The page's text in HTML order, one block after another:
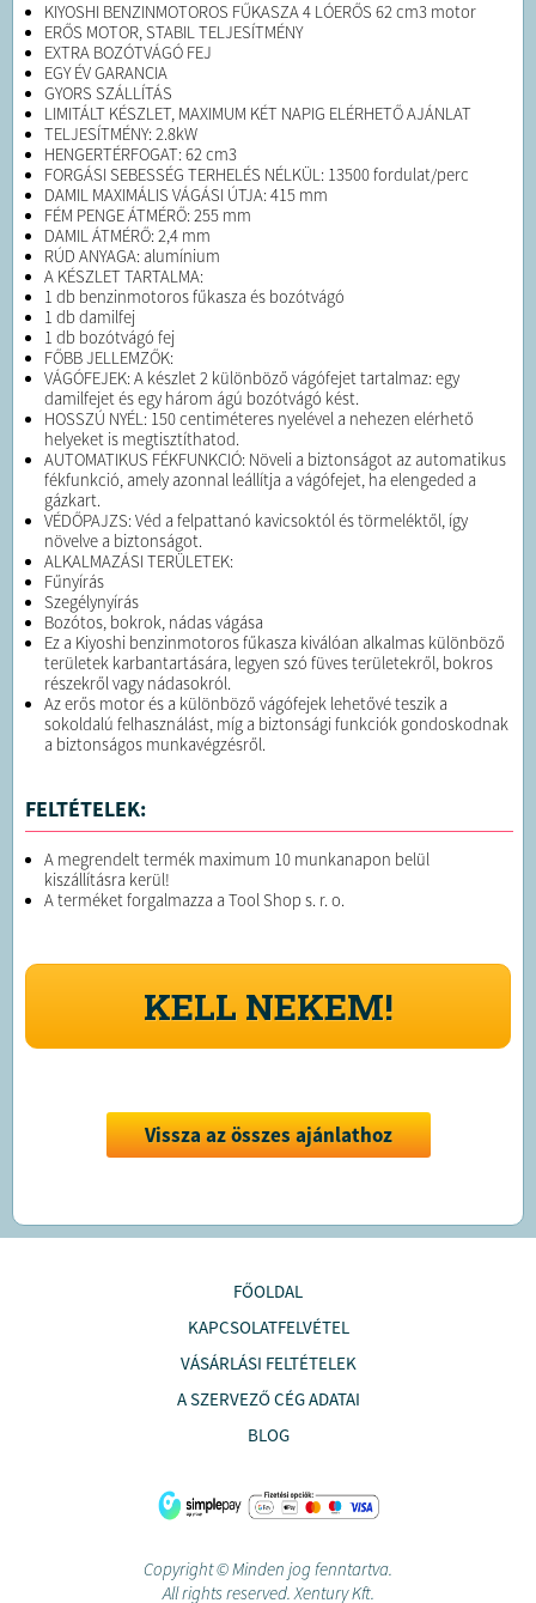
KIYOSHI BENZINMOTOROS FŰKASZA 4 LÓERŐS 62 cm3 motor
ERŐS MOTOR, STABIL TELJESÍTMÉNY
EXTRA BOZÓTVÁGÓ FEJ
EGY ÉV GARANCIA
GYORS SZÁLLÍTÁS
LIMITÁLT KÉSZLET, MAXIMUM KÉT NAPIG ELÉRHETŐ AJÁNLAT
TELJESÍTMÉNY: 2.8kW
HENGERTÉRFOGAT: 62 cm3
FORGÁSI SEBESSÉG TERHELÉS NÉLKÜL: 13500 fordulat/perc
DAMIL MAXIMÁLIS VÁGÁSI ÚTJA: 415 mm
FÉM PENGE ÁTMÉRŐ: 255 mm
DAMIL ÁTMÉRŐ: 2,4 mm
RÚD ANYAGA: alumínium
A KÉSZLET TARTALMA:
1 db benzinmotoros fűkasza és bozótvágó
1 db damilfej
1 db bozótvágó fej
FŐBB JELLEMZŐK:
VÁGÓFEJEK: A készlet 2 különböző vágófejet tartalmaz: egy
damilfejet és egy három ágú bozótvágó kést.
HOSSZÚ NYÉL: 150 centiméteres nyelével a nehezen elérhető
helyeket is megtisztíthatod.
AUTOMATIKUS FÉKFUNKCIÓ: Növeli a biztonságot az automatikus
fékfunkció, amely azonnal leállítja a vágófejet, ha elengeded a
gázkart.
VÉDŐPAJZS: Véd a felpattanó kavicsoktól és törmeléktől, így
növelve a biztonságot.
ALKALMAZÁSI TERÜLETEK:
Fűnyírás
Szegélynyírás
Bozótos, bokrok, nádas vágása
Ez a Kiyoshi benzinmotoros fűkasza kiválóan alkalmas különböző
területek karbantartására, legyen szó füves területekről, bokros
részekről vagy nádasokról.
Az erős motor és a különböző vágófejek lehetővé teszik a
sokoldalú felhasználást, míg a biztonsági funkciók gondoskodnak
a biztonságos munkavégzésről.
FELTÉTELEK:
A megrendelt termék maximum 10 munkanapon belül
kiszállításra kerül!
A terméket forgalmazza a Tool Shop s. r. o.
KELL NEKEM!
Vissza az összes ajánlathoz
FŐOLDAL
KAPCSOLATFELVÉTEL
VÁSÁRLÁSI FELTÉTELEK
A SZERVEZŐ CÉG ADATAI
BLOG
Copyright © Minden jog fenntartva.
All rights reserved. Xentury Kft.